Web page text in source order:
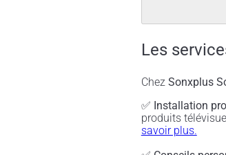
Les
Chez Sonxplus
✅ Installation
produits
savoir plus.